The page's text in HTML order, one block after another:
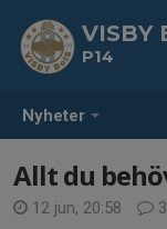
Nyheter
VISBY
P14
Allt du
12 jun, 20:58